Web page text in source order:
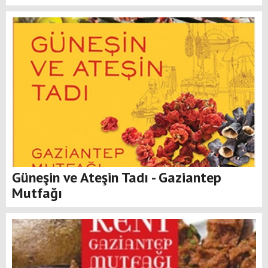
Güneşin ve Ateşin Tadı - Gaziantep
Mutfağı